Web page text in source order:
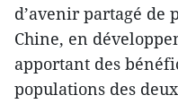
d’avenir partagé de
Chine, en
apportant des
populations des